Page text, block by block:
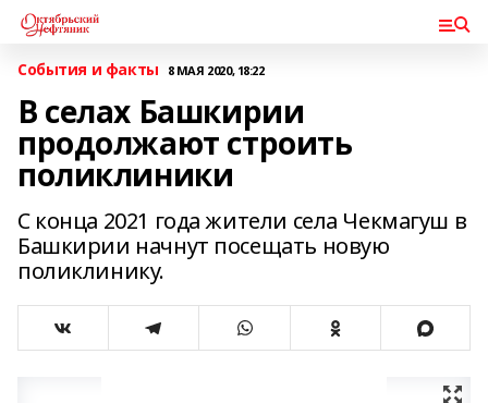
События и факты 8 МАЯ 2020, 18:22
В селах Башкирии
продолжают строить
поликлиники
С конца 2021 года жители села Чекмагуш в
Башкирии начнут посещать новую
поликлинику.